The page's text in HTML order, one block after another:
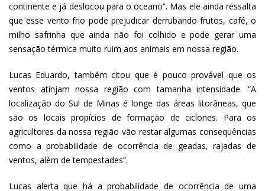
continente e já deslocou para o oceano”. Mas ele ainda ressalta
que esse vento frio pode prejudicar derrubando frutos, café, o
milho safrinha que ainda não foi colhido e pode gerar uma
sensação térmica muito ruim aos animais em nossa região.
Lucas Eduardo, também citou que é pouco provável que os
ventos atinjam nossa região com tamanha intensidade. “A
localização do Sul de Minas é longe das áreas litorâneas, que
são os locais propícios de formação de ciclones. Para os
agricultores da nossa região vão restar algumas consequências
como a probabilidade de ocorrência de geadas, rajadas de
ventos, além de tempestades”.
Lucas alerta que há a probabilidade de ocorrência de uma